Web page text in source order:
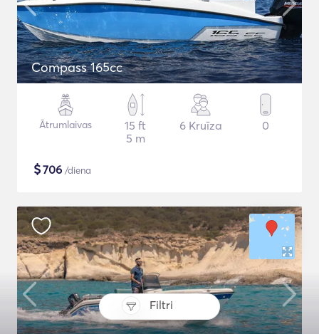
Filtri
Compass 165cc
Ātrumlaivas
15 ft
5 m
6 Kruīza 0
$706 /diena